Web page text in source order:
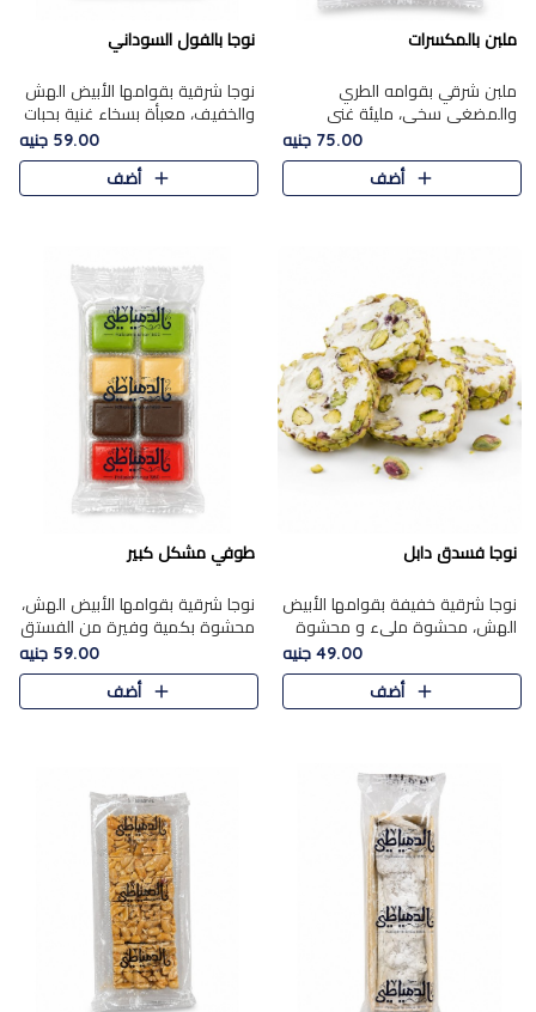
ملبن بالمكسرات
ملبن شرقي بقوامه الطري
والمضغي سخي، مليئة غني
بتشكيلة فاخرة من المكسرات
مشكلة المختارة التي تقدم تضيف
قرمشة مميزة مرضية ونكهة
75.00 جنيه
أضف
نوجا بالفول السوداني
نوجا شرقية بقوامها الأبيض الهش
والخفيف، معبأة بسخاء غنية بحبات
الفول السوداني المحمص التي
يقدم تضيف قرمشة مميزة مرضية
وتوازنًا رائعًا مع حلا..
59.00 جنيه
أضف
نوجا فسدق دابل
نوجا شرقية خفيفة بقوامها الأبيض
الهش، محشوة مليء و محشوة
بـكمية وفيرة من الفستق الفاخر
لتمنحك نكهة مكسرات غنية
وقرمشة مميزة في كل قطعة و
49.00 جنيه
أضف
طوفي مشكل كبير
نوجا شرقية بقوامها الأبيض الهش،
محشوة بكمية وفيرة من الفستق
الفاخر لتمنحك نكهة غنية وقرمشة
مميزة في كل قطعة، لتجربة تجمع
بين الفخامة والمذاق..
59.00 جنيه
أضف